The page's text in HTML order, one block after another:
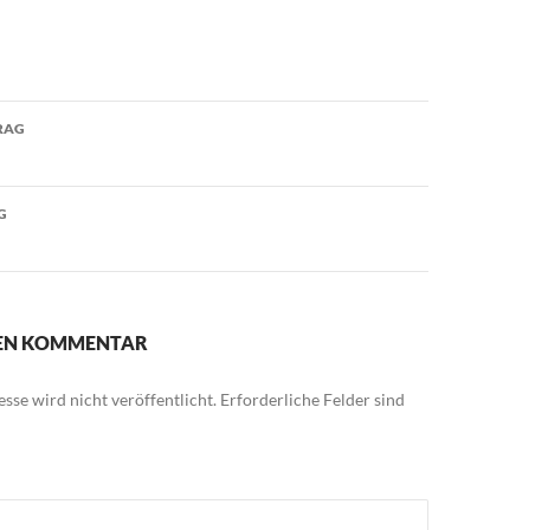
KOMMENTAR
wird nicht veröffentlicht. Erforderliche Felder sind